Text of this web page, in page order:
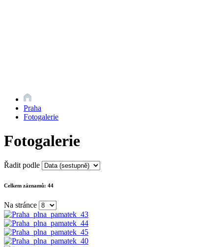
Praha
Fotogalerie
Fotogalerie
Řadit podle
Celkem záznamů: 44
Na stránce